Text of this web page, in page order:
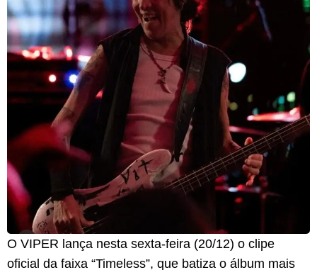
O VIPER lança nesta sexta-feira (20/12) o clipe
oficial da faixa “Timeless”, que batiza o álbum mais